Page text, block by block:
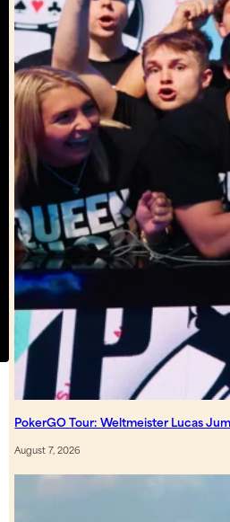
PokerGO Tour: Weltmeister Lucas
August 7, 2026